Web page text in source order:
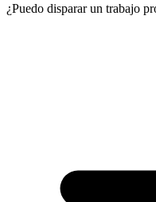
¿Puedo disparar un trabajo